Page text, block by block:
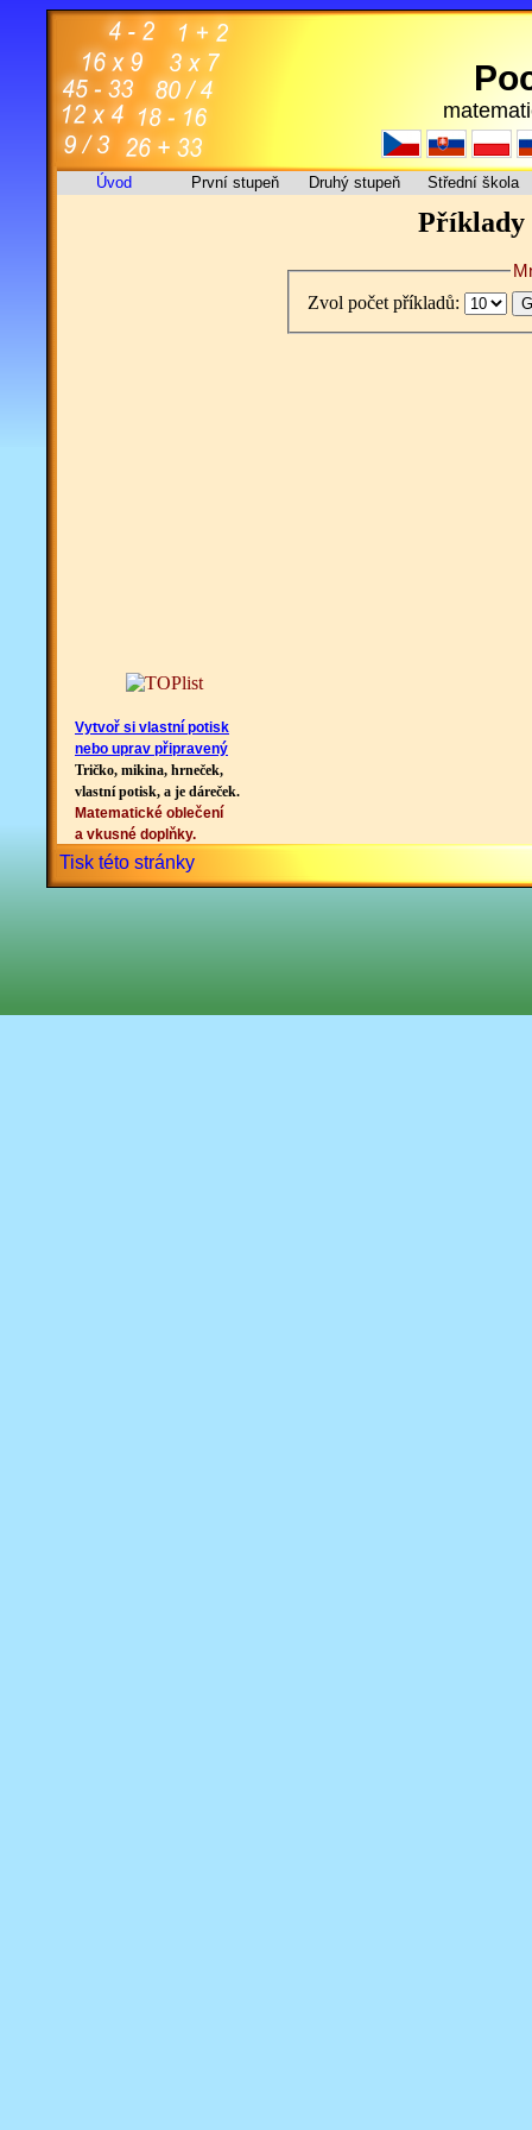
Úvod První stupeň Druhý stupeň Střední škola
Vytvoř si vlastní potisk
nebo uprav připravený
Tričko, mikina, hrneček,
vlastní potisk, a je dáreček.
Matematické oblečení
a vkusné doplňky.
Příklady
Zvol počet příkladů:
Tisk této stránky